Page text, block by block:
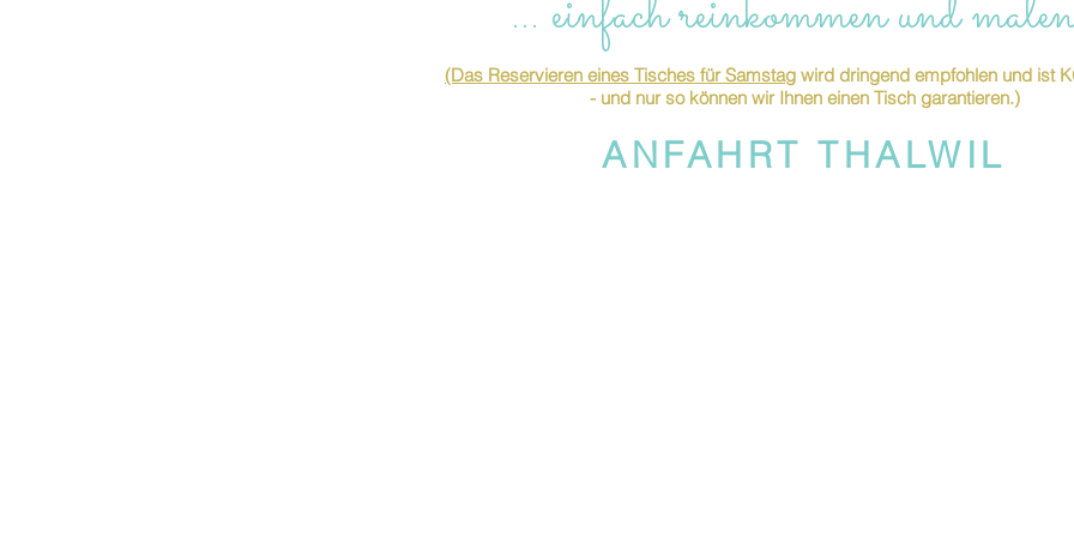
ANFAHRT THALWIL
(Das Reservieren eines Tisches für Samstag wird dringend empfohlen und ist
- und nur so können wir Ihnen einen Tisch garantieren.)